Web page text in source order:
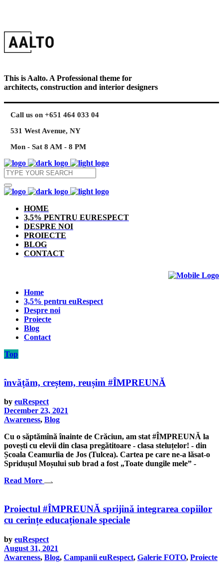
This is Aalto. A Professional theme for
architects, construction and interior designers
Call us on +651 464 033 04
531 West Avenue, NY
Mon - Sat 8 AM - 8 PM
HOME
3,5% PENTRU EURESPECT
DESPRE NOI
PROIECTE
BLOG
CONTACT
Home
3,5% pentru euRespect
Despre noi
Proiecte
Blog
Contact
Top
învățăm, creștem, reușim #ÎMPREUNĂ
by euRespect
December 23, 2021
Awareness, Blog
Cu o săptămînă înainte de Crăciun, am stat #ÎMPREUNĂ la
povești cu elevii din clasa pregătitoare - clasa steluțelor! - din
Școala Ceamurlia de Jos (Tulcea). Cartea pe care ne-a lăsat-o
Spridușul Moșului sub brad a fost „Toate dungile mele” -
Read More
Proiectul #ÎMPREUNĂ sprijină integrarea copiilor
cu cerințe educaționale speciale
by euRespect
August 31, 2021
Awareness, Blog, Campanii euRespect, Galerie FOTO, Proiecte